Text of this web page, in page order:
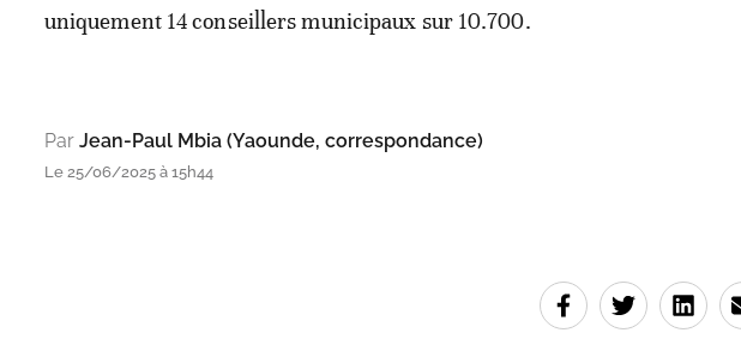
uniquement 14 conseillers municipaux sur 10.700.
Par Jean-Paul Mbia (Yaounde, correspondance)
Le 25/06/2025 à 15h44